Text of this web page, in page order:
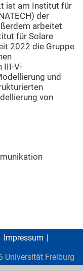
ist am Institut für
der
arbeitet
für Solare
2022 die Gruppe
III-V-
und
von
Impressum
Universität Freiburg